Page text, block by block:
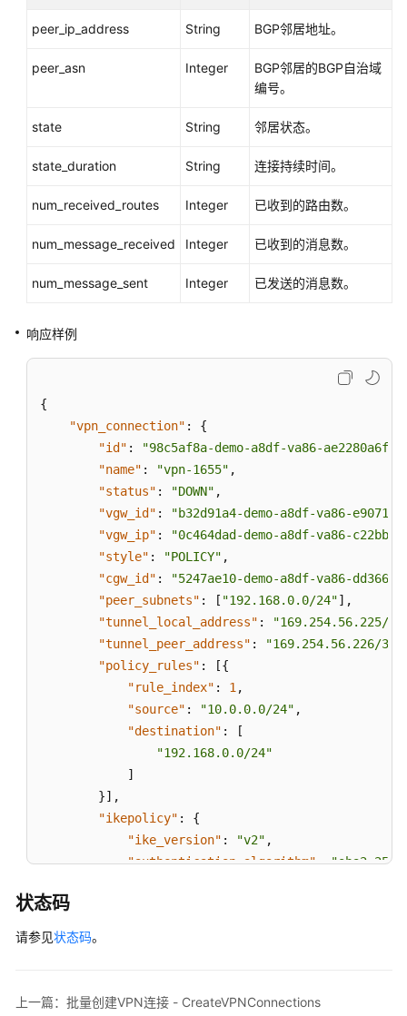
peer_ip_address String BGP邻居地址。
peer_asn Integer
BGP邻居的BGP自治域
编号。
state String 邻居状态。
state_duration String 连接持续时间。
num_received_routes Integer 已收到的路由数。
num_message_received Integer 已收到的消息数。
num_message_sent Integer 已发送的消息数。
响应样例
{
"vpn_connection" :
{
"id" :
"98c5af8a-demo-a8df-va86-
"name" : "vpn-1655" ,
"status" : "DOWN" ,
"vgw_id" :
"b32d91a4-demo-a8df-va86-
"vgw_ip" :
"0c464dad-demo-a8df-va86-
"style" : "POLICY" ,
"cgw_id" :
"5247ae10-demo-a8df-va86-
"peer_subnets" : [ "192.168.0.0/24"] ,
"tunnel_local_address" :
"169.254.56.225/
"tunnel_peer_address" : "169.254.56.226/30"
"policy_rules" : [{
"rule_index" : 1 ,
"source" : "10.0.0.0/24" ,
"destination" :
[
"192.168.0.0/24"
]
}] ,
"ikepolicy" :
{
"ike_version" : "v2" ,
"authentication_algorithm": "sha2-256"
状态码
请参见状态码。
上一篇：批量创建VPN连接 - CreateVPNConnections